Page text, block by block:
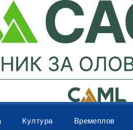
Култура Времеплов